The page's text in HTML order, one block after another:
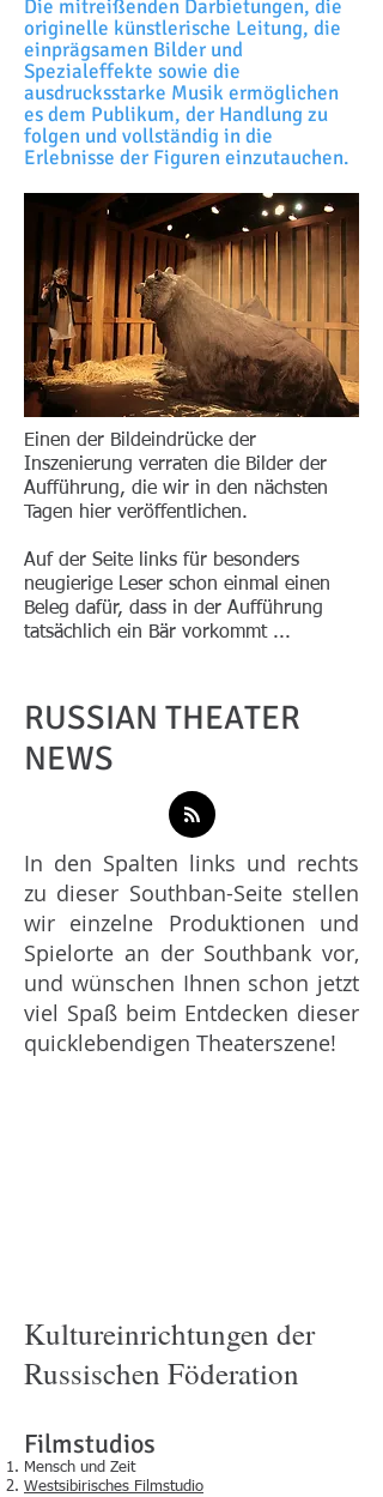
Die mitreißenden Darbietungen, die
originelle künstlerische Leitung, die
einprägsamen Bilder und
Spezialeffekte sowie die
ausdrucksstarke Musik ermöglichen
es dem Publikum, der Handlung zu
folgen und vollständig in die
Erlebnisse der Figuren einzutauchen.
Einen der Bildeindrücke der
Inszenierung verraten die Bilder der
Aufführung, die wir in den nächsten
Tagen hier veröffentlichen.
Auf der Seite links für besonders
neugierige Leser schon einmal einen
Beleg dafür, dass in der Aufführung
tatsächlich ein Bär vorkommt ...
RUSSIAN THEATER
NEWS
In den Spalten links und rechts
zu dieser Southban-Seite stellen
wir einzelne Produktionen und
Spielorte an der Southbank vor,
und wünschen Ihnen schon jetzt
viel Spaß beim Entdecken dieser
quicklebendigen Theaterszene!
Kultureinrichtungen der
Russischen Föderation
Filmstudios
Mensch und Zeit
Westsibirisches Filmstudio